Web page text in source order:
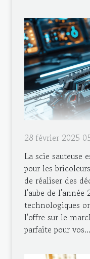
28 février 2025
La scie sauteuse
pour les
de réaliser des
l'aube de l'année
technologiques
l'offre sur le
parfaite pour vos...